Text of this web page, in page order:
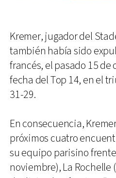
Kremer, jugador del
también había sido
francés, el pasado 15
fecha del Top 14, en el
31-29.
En consecuencia,
próximos cuatro
su equipo parisino
noviembre), La Rochelle